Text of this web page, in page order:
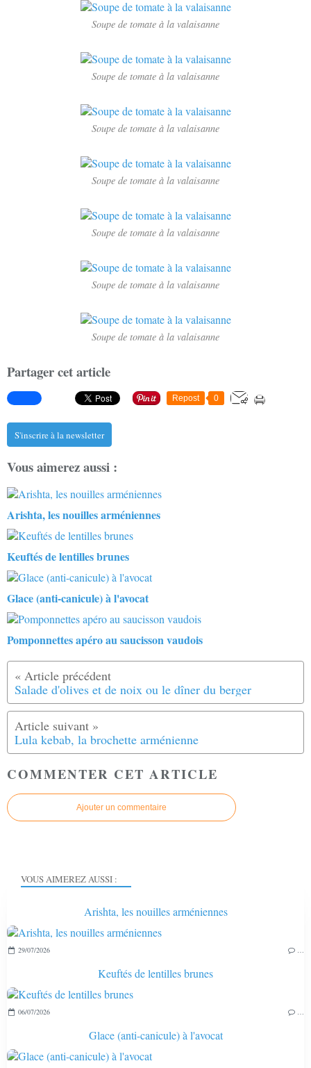
Soupe de tomate à la valaisanne
Soupe de tomate à la valaisanne
Soupe de tomate à la valaisanne
Soupe de tomate à la valaisanne
Soupe de tomate à la valaisanne
Soupe de tomate à la valaisanne
Soupe de tomate à la valaisanne
Partager cet article
Repost 0
S'inscrire à la newsletter
Vous aimerez aussi :
Arishta, les nouilles arméniennes
Keuftés de lentilles brunes
Glace (anti-canicule) à l'avocat
Pomponnettes apéro au saucisson vaudois
Salade d'olives et de noix ou le dîner du berger
Lula kebab, la brochette arménienne
COMMENTER CET ARTICLE
Ajouter un commentaire
VOUS AIMEREZ AUSSI :
Arishta, les nouilles arméniennes
29/07/2026 …
Keuftés de lentilles brunes
06/07/2026 …
Glace (anti-canicule) à l'avocat